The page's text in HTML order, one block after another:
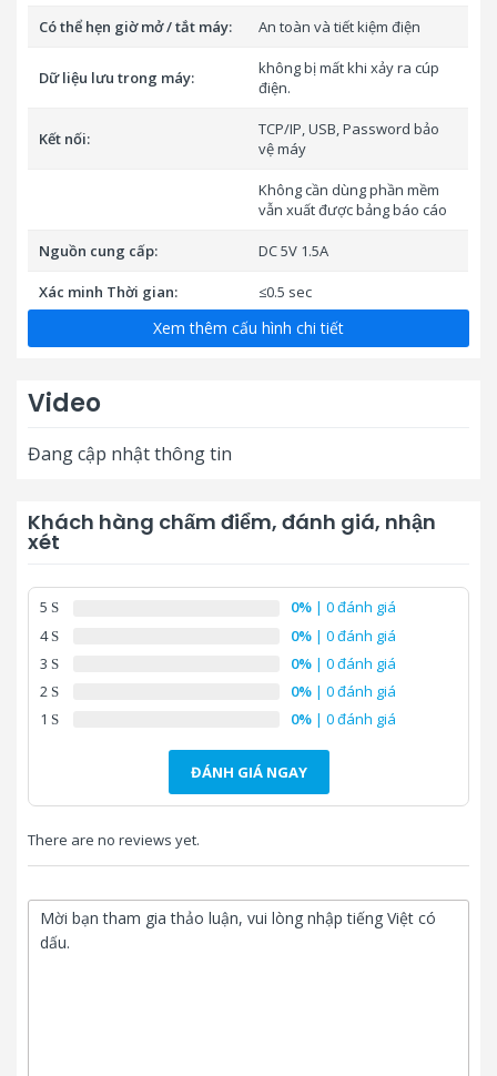
Có thể hẹn giờ mở / tắt máy: An toàn và tiết kiệm điện
Dữ liệu lưu trong máy:
không bị mất khi xảy ra cúp
điện.
Kết nối:
TCP/IP, USB, Password bảo
vệ máy
Không cần dùng phần mềm
vẫn xuất được bảng báo cáo
Nguồn cung cấp: DC 5V 1.5A
Xác minh Thời gian: ≤0.5 sec
Nhiệt độ hoạt động: 0 ° C-45 ° C
Kích thước ( W D H) :
Made in:
Tặng phần mềm chấm công
Ronald Jack Pro, Wise Eye
Xem thêm cấu hình chi tiết
Video
Đang cập nhật thông tin
Khách hàng chấm điểm, đánh giá, nhận
xét
5 0% | 0 đánh giá
4
0% | 0 đánh giá
3
0% | 0 đánh giá
2
0% | 0 đánh giá
1
0% | 0 đánh giá
ĐÁNH GIÁ NGAY
There are no reviews yet.